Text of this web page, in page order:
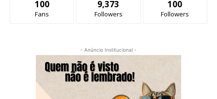
100
Fans
9,373
Followers
100
Followers
- Anúncio Institucional -